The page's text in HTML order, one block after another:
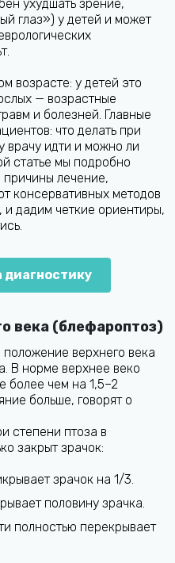
ухудшать зрение,
глаз») у детей и может
возрасте: у детей это
— возрастные
и болезней. Главные
что делать при
врачу идти и можно ли
статье мы подробно
причины лечение,
консервативных методов
и дадим четкие ориентиры,
диагностику
века (блефароптоз)
верхнего века
В норме верхнее веко
более чем на 1,5–2
больше, говорят о
степени птоза в
закрыт зрачок:
зрачок на 1/3.
половину зрачка.
полностью перекрывает